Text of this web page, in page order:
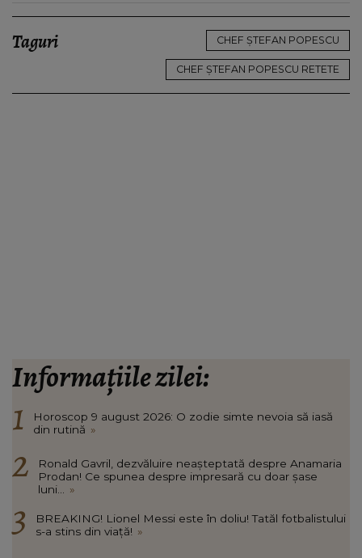
Taguri CHEF ȘTEFAN POPESCU
CHEF ȘTEFAN POPESCU RETETE
Informațiile zilei:
Horoscop 9 august 2026: O zodie simte nevoia să iasă
din rutină »
Ronald Gavril, dezvăluire neașteptată despre Anamaria
Prodan! Ce spunea despre impresară cu doar șase
luni... »
BREAKING! Lionel Messi este în doliu! Tatăl fotbalistului
s-a stins din viață! »